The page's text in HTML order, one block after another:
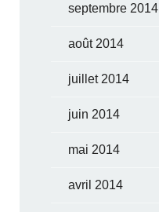
septembre 2014
août 2014
juillet 2014
juin 2014
mai 2014
avril 2014